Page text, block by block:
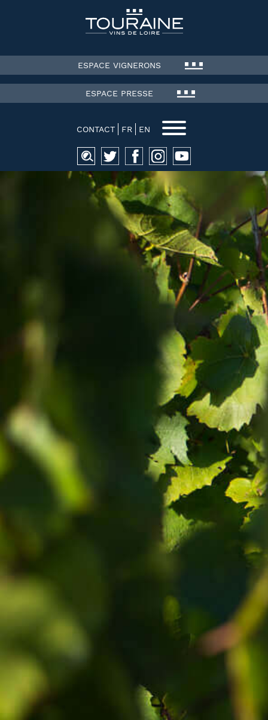
ESPACE VIGNERONS
ESPACE PRESSE
CONTACT FR EN
Recherche
pour :